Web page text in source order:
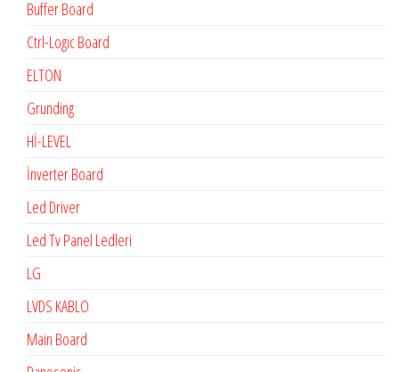
Buffer Board
Ctrl-Logıc Board
ELTON
Grunding
Hİ-LEVEL
İnverter Board
Led Driver
Led Tv Panel Ledleri
LG
LVDS KABLO
Main Board